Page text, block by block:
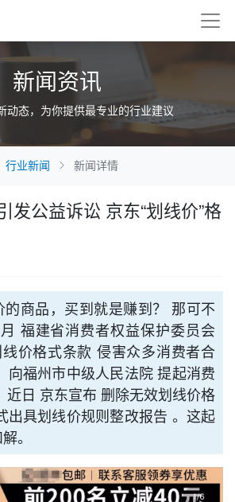
新闻资讯
动态，为你提供最专业的行业建议
行业新闻 新闻详情
发公益诉讼 京东“划线价”格
的商品，买到就是赚到？ 那可不
福建省消费者权益保护委员会
线价格式条款 侵害众多消费者合
向福州市中级人民法院 提起消费
近日 京东宣布 删除无效划线价格
出具划线价规则整改报告 。这起
。